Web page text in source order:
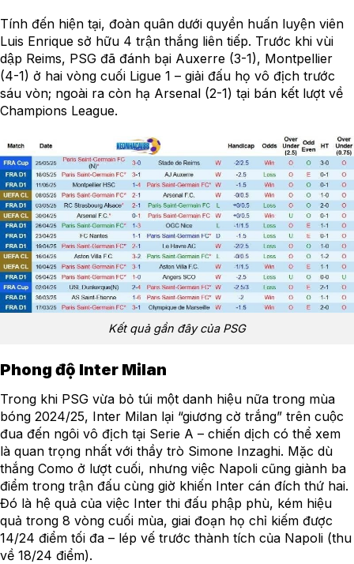
Tính đến hiện tại, đoàn quân dưới quyền huấn luyện viên
Luis Enrique sở hữu 4 trận thắng liên tiếp. Trước khi vùi
dập Reims, PSG đã đánh bại Auxerre (3-1), Montpellier
(4-1) ở hai vòng cuối Ligue 1 – giải đấu họ vô địch trước
sáu vòn; ngoài ra còn hạ Arsenal (2-1) tại bán kết lượt về
Champions League.
Kết quả gần đây của PSG
Phong độ Inter Milan
Trong khi PSG vừa bỏ túi một danh hiệu nữa trong mùa
bóng 2024/25, Inter Milan lại “giương cờ trắng” trên cuộc
đua đến ngôi vô địch tại Serie A – chiến dịch có thể xem
là quan trọng nhất với thầy trò Simone Inzaghi. Mặc dù
thắng Como ở lượt cuối, nhưng việc Napoli cũng giành ba
điểm trong trận đấu cùng giờ khiến Inter cán đích thứ hai.
Đó là hệ quả của việc Inter thi đấu phập phù, kém hiệu
quả trong 8 vòng cuối mùa, giai đoạn họ chỉ kiếm được
14/24 điểm tối đa – lép vế trước thành tích của Napoli (thu
về 18/24 điểm).